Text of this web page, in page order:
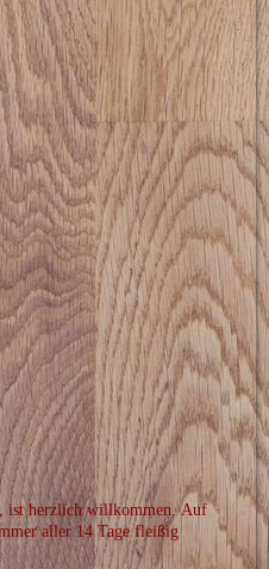
ist herzlich willkommen.Auf
aller 14 Tage fleißig